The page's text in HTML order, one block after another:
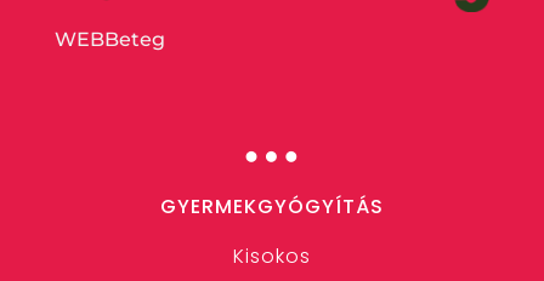
WEBBeteg
…
GYERMEKGYÓGYÍTÁS
Kisokos